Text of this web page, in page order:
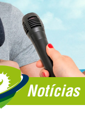
Notícias